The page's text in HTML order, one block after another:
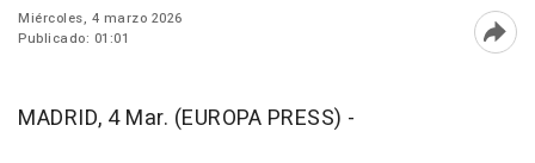
Miércoles, 4 marzo 2026
Publicado: 01:01
MADRID, 4 Mar. (EUROPA PRESS) -